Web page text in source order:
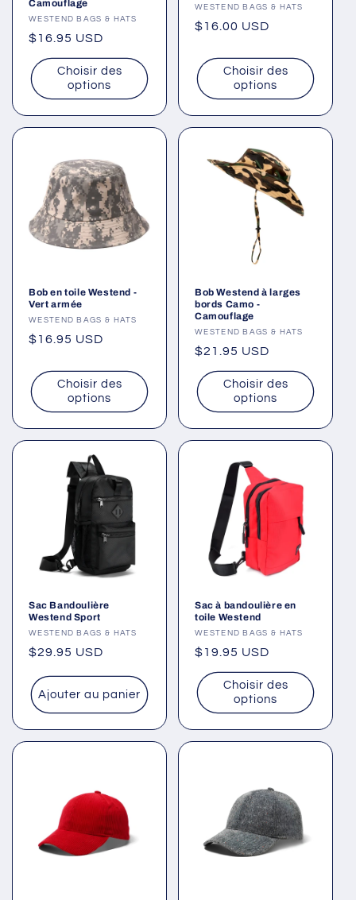
Camouflage
Fournisseur :
WESTEND BAGS & HATS
Prix
habituel
$16.95 USD
Choisir des
options
Fournisseur :
WESTEND BAGS & HATS
Prix
$16.00 USD
Choisir des
options
Bob en toile Westend -
Vert armée
Fournisseur :
WESTEND BAGS & HATS
Prix
$16.95 USD
Choisir des
options
Bob Westend à larges
bords Camo -
Camouflage
Fournisseur :
WESTEND BAGS & HATS
Prix
habituel
$21.95 USD
Choisir des
options
Sac Bandoulière
Westend Sport
Fournisseur :
WESTEND BAGS & HATS
Prix
$29.95 USD
Ajouter au panier
Sac à bandoulière en
toile Westend
Fournisseur :
WESTEND BAGS & HATS
Prix
habituel
$19.95 USD
Choisir des
options